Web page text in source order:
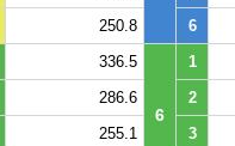
250.8 6
336.5
6
1
286.6 2
255.1 3